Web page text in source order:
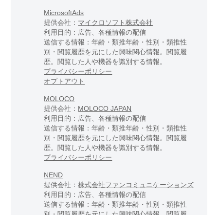
MicrosoftAds
提供会社： マイクロソフト株式会社
利用目的：広告、各種情報の配信
送信する情報：年齢・類推年齢・性別・類推性
別・閲覧履歴を元にした興味関心情報。閲覧履
歴。閲覧した人や機器を識別する情報。
プライバシーポリシー
オプトアウト
MOLOCO
提供会社： MOLOCO JAPAN
利用目的：広告、各種情報の配信
送信する情報：年齢・類推年齢・性別・類推性
別・閲覧履歴を元にした興味関心情報。閲覧履
歴。閲覧した人や機器を識別する情報。
プライバシーポリシー
NEND
提供会社：株式会社ファンコミュニケーションズ
利用目的：広告、各種情報の配信
送信する情報：年齢・類推年齢・性別・類推性